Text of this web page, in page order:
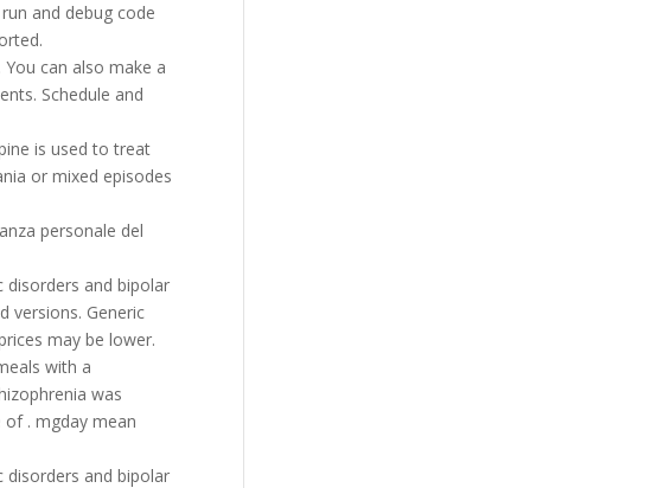
and debug code
can also make a
Schedule and
is used to treat
or mixed episodes
personale del
disorders and bipolar
versions. Generic
may be lower.
with a
was
. mgday mean
disorders and bipolar